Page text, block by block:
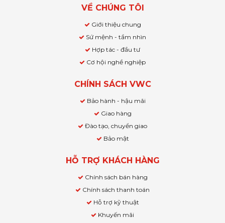
VỀ CHÚNG TÔI
Giới thiệu chung
Sứ mệnh - tầm nhìn
Hợp tác - đầu tư
Cơ hội nghề nghiệp
CHÍNH SÁCH VWC
Bảo hành - hậu mãi
Giao hàng
Đào tạo, chuyển giao
Bảo mật
HỖ TRỢ KHÁCH HÀNG
Chính sách bán hàng
Chính sách thanh toán
Hỗ trợ kỹ thuật
Khuyến mãi